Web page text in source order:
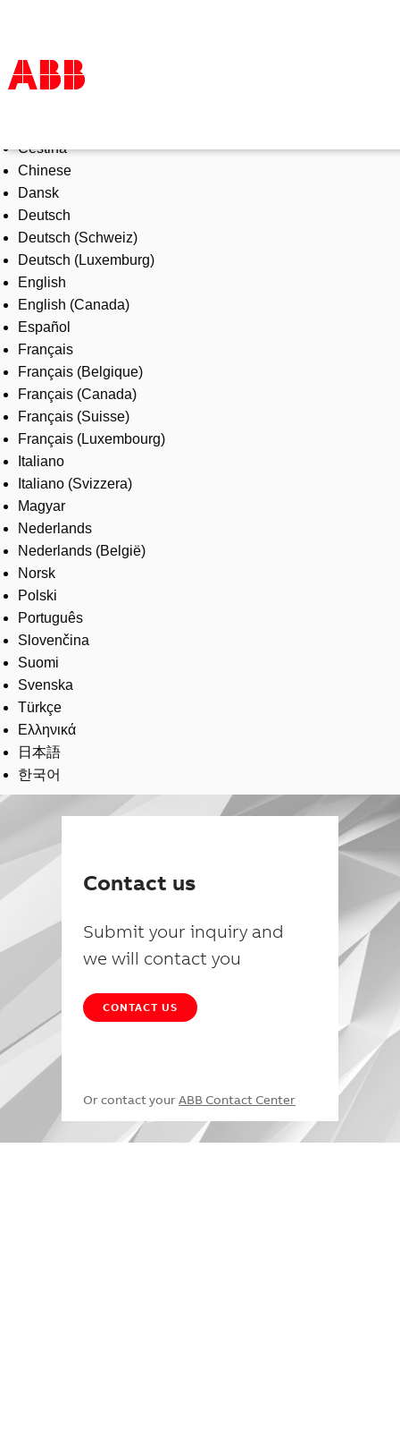
Products & Solutions
Industries
Services
About us
Where to buy
Contact us
Careers
Čeština
Chinese
Dansk
Deutsch
Deutsch (Schweiz)
Deutsch (Luxemburg)
English
English (Canada)
Español
Français
Français (Belgique)
Français (Canada)
Français (Suisse)
Français (Luxembourg)
Italiano
Italiano (Svizzera)
Magyar
Nederlands
Nederlands (België)
Norsk
Polski
Português
Slovenčina
Suomi
Svenska
Türkçe
Ελληνικά
日本語
한국어
Contact us
Submit your inquiry and
we will contact you
CONTACT US
Or contact your ABB Contact Center